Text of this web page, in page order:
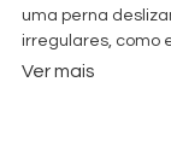
uma perna
irregulares, como
um braço de
Ver mais